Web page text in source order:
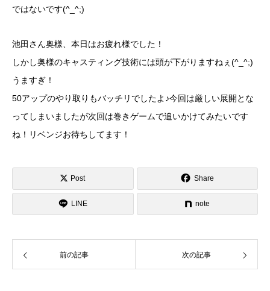
ではないです(^_^;)
池田さん奥様、本日はお疲れ様でした！
しかし奥様のキャスティング技術には頭が下がりますねぇ(^_^;)
うますぎ！
50アップのやり取りもバッチリでしたよ♪今回は厳しい展開とな
ってしまいましたが次回は巻きゲームで追いかけてみたいです
ね！リベンジお待ちしてます！
Post Share
LINE note
前の記事 次の記事